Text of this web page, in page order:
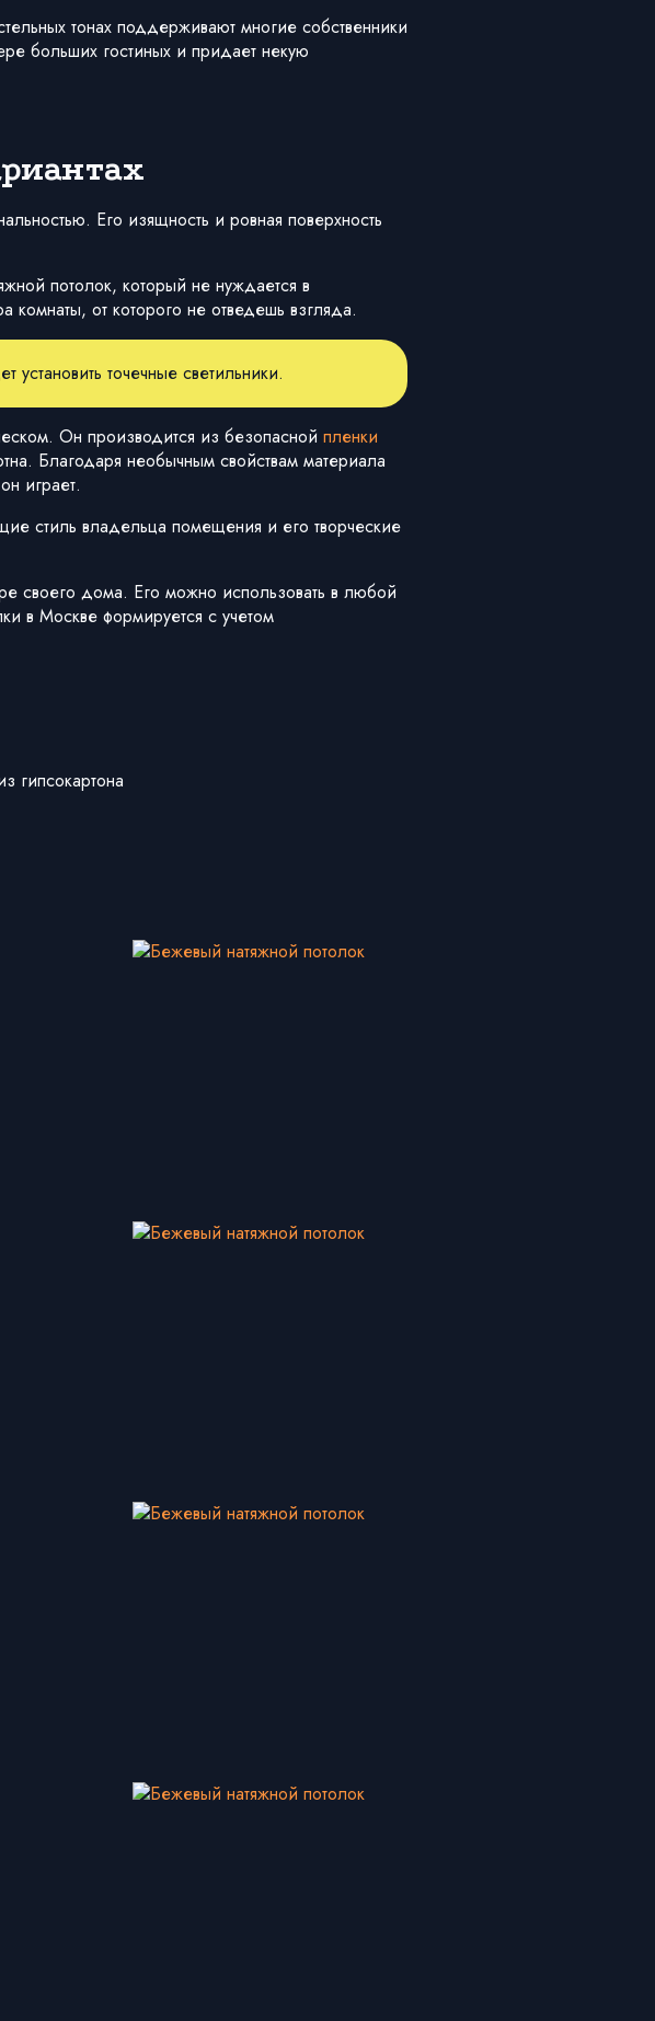
тонах поддерживают многие собственники
больших гостиных и придает некую
Его изящность и ровная поверхность
потолок, который не нуждается в
от которого не отведешь взгляда.
точечные светильники.
Он производится из безопасной пленки
Благодаря необычным свойствам материала
играет.
стиль владельца помещения и его творческие
своего дома. Его можно использовать в любой
в Москве формируется с учетом
гипсокартона